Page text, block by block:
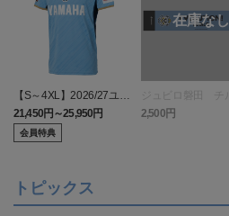
【S～4XL】2026/27ユニ
フォーム オーセンティッ
クモデル:FP1st
21,450円～25,950円
会員特典
ジュビロ磐田 チ
ス タオルマフラー
2,500円
トピックス